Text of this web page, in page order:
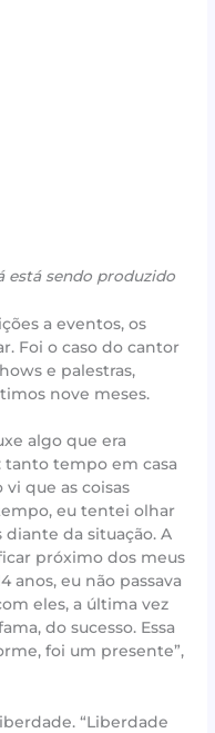
sendo produzido
a eventos, os
Foi o caso do cantor
e palestras,
nove meses.
algo que era
tempo em casa
vi que as coisas
eu tentei olhar
da situação. A
próximo dos meus
anos, eu não passava
eles, a última vez
do sucesso. Essa
foi um presente”,
“Liberdade